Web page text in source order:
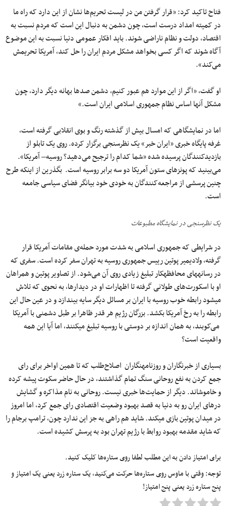
فتاح تاکید کرد: «قرار گرفتن من در لیست تحریم‌ها نشان از این دارد که راه ما
در کمیته امداد درست است، چون دشمن به دنبال این است که مردم نسبت به
اقتصاد، دولت و نظام ناراضی شوند. باید افکار عمومی دنیا نسبت به این موضوع
آگاه شوند که اگر کسی بخواهد مشکل مردم ایران را حل کند، آمریکا تحریمش
می‌کند».
او گفت، «اگر از این موارد هم عبور کنیم، دشمن صدها بهانه دیگر دارد، چون
مشکل آنها اساس نظام جمهوری اسلامی ایران است.»
اما در نمایشگاهی که امسال بیش از گذشته رنگ و بوی انقلابی گرفته است،
غرفه پایگاه خبری «ایران خبر» یک نظرسنجی برگزار کرده. روی یک تابلو از
بازدیدکنندگان پرسیده شده «شما کدام را ترجیح می‌دهید؟ روسیه– آمریکا».
می‌بینید که پونزهای ستون آمریکا دو سه برابر روسیه است. بگذرین از اینکه طرح
چنین پرسشی از مراجعه‌کنندگان به خودی خود بیانگر فضای سیاسی جامعه
است.
یک نظرسنجی در نمایشگاه مطبوعات
در شرایطی که جمهوری اسلامی به شدت مورد حمله‌ی مقامات آمریکا قرار
گرفته، ولادیمیر پوتین رییس جمهوری روسیه به تهران سفر کرده است. سفری که
در رسانه‎های محافظه‎کار تبلیغ زیادی روی آن می‏‌شود. از تصاویر پوتین و همراهان
او با اسکورت‌های طولانی گرفته تا اظهارات او در دیدارها، به نحوی که تلاش
می‎شود رابطه خوب روسیه با ایران بر مسائل دیگر سایه بیندازد و در عین حال این
رابطه را به رخ آمریکا بکشد. بزرگان رژیم هر قدر ظاهرا بر طبل دشمنی با آمریکا
می‌کوبند، به همان اندازه بر دوستی با روسیه تبلیغ می‎کنند، اما آیا این همه
واقعیت است؟
بسیاری از خبرنگاران و روزنامه‎نگاران اصلاح‌طلب که تا همین اواخر برای رای
جمع کردن به نفع روحانی سنگ تمام گذاشتند، در حال حاضر سکوت پیشه کرده
و خاموش‎اند. دیگر از حمایت‌ها خبری نیست. روحانی به نام مذاکره و گشایش
درهای ایران رو به دنیا به قصد بهبود وضعیت اقتصادی رای جمع کرد، اما امروز
در میدان پوتین بازی می‎کند. شاید هم راهی به جز این ندارد چون، ترامپ برجام را
که شاید مقدمه بهبود روابط با رژیم تهران بود به پرسش کشیده است.
برای امتیاز دادن به این مطلب لطفا روی ستاره‌ها کلیک کنید.
توجه: وقتی با ماوس روی ستاره‌ها حرکت می‌کنید، یک ستاره زرد یعنی یک امتیاز و
پنج ستاره زرد یعنی پنج امتیاز!